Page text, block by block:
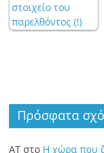
Πρόσφατα
ΑΤ στο Η χώρα που